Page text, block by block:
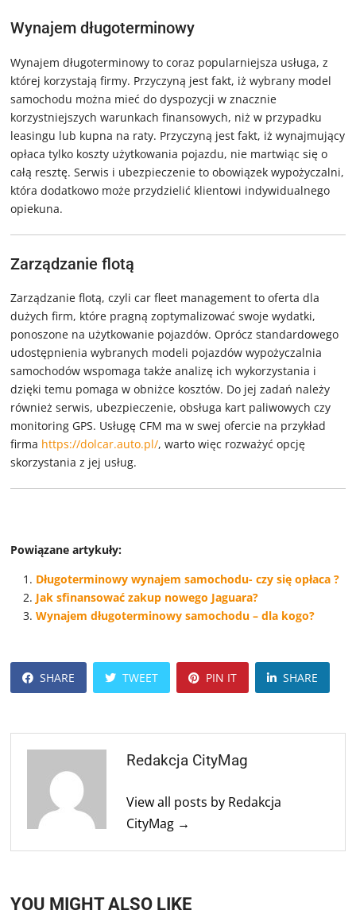
Wynajem długoterminowy
Wynajem długoterminowy to coraz popularniejsza usługa, z
której korzystają firmy. Przyczyną jest fakt, iż wybrany model
samochodu można mieć do dyspozycji w znacznie
korzystniejszych warunkach finansowych, niż w przypadku
leasingu lub kupna na raty. Przyczyną jest fakt, iż wynajmujący
opłaca tylko koszty użytkowania pojazdu, nie martwiąc się o
całą resztę. Serwis i ubezpieczenie to obowiązek wypożyczalni,
która dodatkowo może przydzielić klientowi indywidualnego
opiekuna.
Zarządzanie flotą
Zarządzanie flotą, czyli car fleet management to oferta dla
dużych firm, które pragną zoptymalizować swoje wydatki,
ponoszone na użytkowanie pojazdów. Oprócz standardowego
udostępnienia wybranych modeli pojazdów wypożyczalnia
samochodów wspomaga także analizę ich wykorzystania i
dzięki temu pomaga w obniżce kosztów. Do jej zadań należy
również serwis, ubezpieczenie, obsługa kart paliwowych czy
monitoring GPS. Usługę CFM ma w swej ofercie na przykład
firma https://dolcar.auto.pl/, warto więc rozważyć opcję
skorzystania z jej usług.
Powiązane artykuły:
Długoterminowy wynajem samochodu- czy się opłaca ?
Jak sfinansować zakup nowego Jaguara?
Wynajem długoterminowy samochodu – dla kogo?
SHARE TWEET PIN IT SHARE
Redakcja CityMag
View all posts by Redakcja
CityMag →
YOU MIGHT ALSO LIKE